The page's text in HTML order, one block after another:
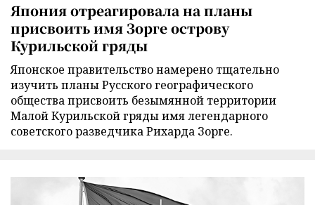
Япония отреагировала на планы
присвоить имя Зорге острову
Курильской гряды
Японское правительство намерено тщательно
изучить планы Русского географического
общества присвоить безымянной территории
Малой Курильской гряды имя легендарного
советского разведчика Рихарда Зорге.